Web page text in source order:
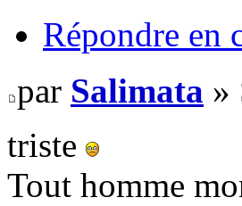
Répondre en
par Salimata »
triste
Tout homme